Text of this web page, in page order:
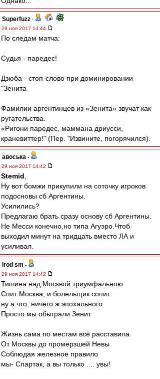
Superfuzz -
29 ноя 2017 14:44
По следам матча:
Судья - паредес!
Дзюба - стоп-слово при доминировании
"Зенита
Фамилии аргентинцев из «Зенита» звучат как
ругательства.
«Ригони паредес, маммана дриусси,
краневиттер!" (Пер. "Извините, погорячился).
авоська -
29 ноя 2017 14:42
Stemid
Ну вот бомжи прикупили на соточку игроков
подосновы сб Аргентины.
Усилились?
Предлагаю брать сразу основу сб Аргентины.
Не Месси конечно,но типа Агуэро.Чтоб
выходил минут на тридцать вместо ЛА и
усиливал.
irod sm -
29 ноя 2017 14:42
Тишина над Москвой триумфальною
Спит Москва, и болельщик сопит
ну а что, ничего ж эпохального
Просто мы обыграли Зенит.
Жизнь сама по местам всё расставила
От Москвы до промерзшей Невы
Соблюдая железное правило
мы- Спартак, а вы только .... увы!